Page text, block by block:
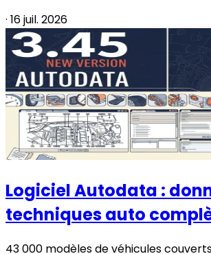
· 16 juil. 2026
Logiciel Autodata :
techniques auto
43 000 modèles de véhicules